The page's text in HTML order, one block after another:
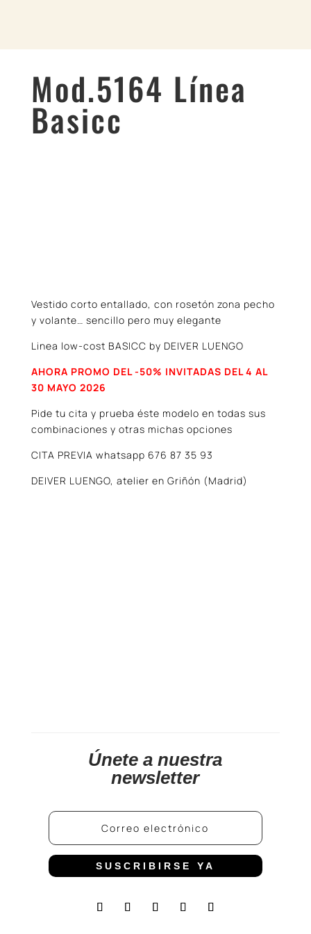
Mod.5164 Línea
Basicc
Vestido corto entallado, con rosetón zona pecho
y volante… sencillo pero muy elegante
Linea low-cost BASICC by DEIVER LUENGO
AHORA PROMO DEL -50% INVITADAS DEL 4 AL
30 MAYO 2026
Pide tu cita y prueba éste modelo en todas sus
combinaciones y otras michas opciones
CITA PREVIA whatsapp 676 87 35 93
DEIVER LUENGO, atelier en Griñón (Madrid)
Únete a nuestra
newsletter
SUSCRIBIRSE YA